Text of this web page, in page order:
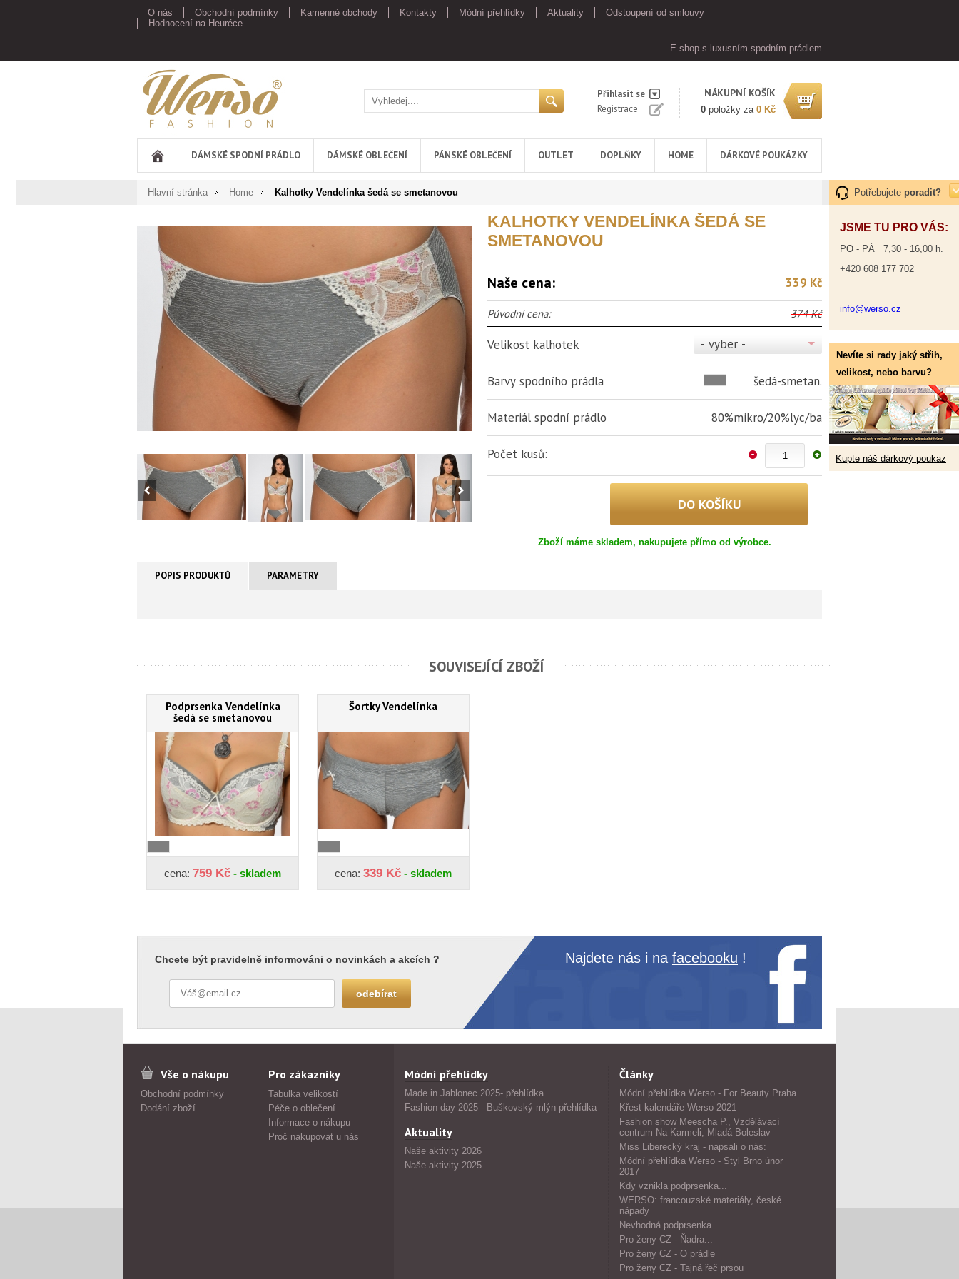
O nás Obchodní podmínky Kamenné obchody Kontakty Módní přehlídky Aktuality
Odstoupení od smlouvy
Hodnocení na Heuréce
E-shop s luxusním spodním prádlem
Werso
Přihlasit se
Registrace
NÁKUPNÍ KOŠÍK
0 položky za 0 Kč
DÁMSKÉ SPODNÍ PRÁDLO DÁMSKÉ OBLEČENÍ PÁNSKÉ OBLEČENÍ OUTLET DOPLŇKY HOME DÁRKOVÉ POUKÁZKY
Potřebujete poradit?
JSME TU PRO VÁS:
PO - PÁ 7,30 - 16,00 h.
+420 608 177 702
info@werso.cz
Nevíte si rady jaký střih,
velikost, nebo barvu?
Kupte náš dárkový poukaz
Hlavní stránka Home Kalhotky Vendelínka šedá se smetanovou
KALHOTKY VENDELÍNKA ŠEDÁ SE
SMETANOVOU
Naše cena: 339 Kč
Původní cena: 374 Kč
Velikost kalhotek - vyber -
Barvy spodního prádla šedá-smetan.
Materiál spodní prádlo 80%mikro/20%lyc/ba
Počet kusů:
Zboží máme skladem, nakupujete přímo od výrobce.
POPIS PRODUKTŮ PARAMETRY
SOUVISEJÍCÍ ZBOŽÍ
Podprsenka Vendelínka
šedá se smetanovou
cena: 759 Kč - skladem
Šortky Vendelínka
cena: 339 Kč - skladem
Chcete být pravidelně informováni o novinkách a akcích ? Najdete nás i na facebooku !
Vše o nákupu
Obchodní podmínky
Dodání zboží
Pro zákazníky
Tabulka velikostí
Péče o oblečení
Informace o nákupu
Proč nakupovat u nás
Módní přehlídky
Made in Jablonec 2025- přehlídka
Fashion day 2025 - Buškovský mlýn-přehlídka
Aktuality
Naše aktivity 2026
Naše aktivity 2025
Články
Módní přehlídka Werso - For Beauty Praha
Křest kalendáře Werso 2021
Fashion show Meescha P., Vzdělávací
centrum Na Karmeli, Mladá Boleslav
Miss Liberecký kraj - napsali o nás:
Módní přehlídka Werso - Styl Brno únor
2017
Kdy vznikla podprsenka...
WERSO: francouzské materiály, české
nápady
Nevhodná podprsenka...
Pro ženy CZ - Ňadra...
Pro ženy CZ - O prádle
Pro ženy CZ - Tajná řeč prsou